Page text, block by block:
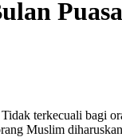
Tidak terkecuali
Muslim